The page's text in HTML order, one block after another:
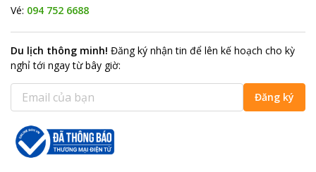
Vé: 094 752 6688
Du lịch thông minh! Đăng ký nhận tin để lên kế hoạch cho kỳ
nghỉ tới ngay từ bây giờ:
Đăng ký